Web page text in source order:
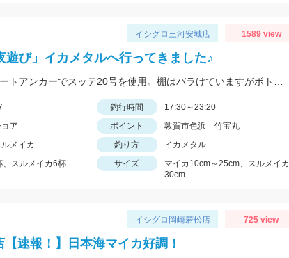
イシグロ三河安城店 1589 view
遊び」イカメタルへ行ってきました♪
釣行時間
17:30～23:20
ア ポイント
敦賀市色浜 竹宝丸
メイカ 釣り方
イカメタル
、スルメイカ6杯 サイズ
マイカ10cm～25cm、スルメイカ
30cm
イシグロ岡崎若松店 725 view
速報！】日本海マイカ好調！